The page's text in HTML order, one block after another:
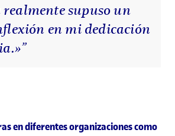
supuso un
en mi dedicación
en diferentes organizaciones como